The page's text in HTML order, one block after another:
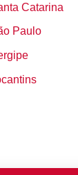
Catarina
Paulo